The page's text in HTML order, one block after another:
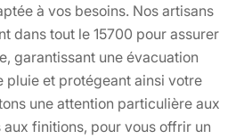
à vos besoins. Nos artisans
dans tout le 15700 pour assurer
garantissant une évacuation
pluie et protégeant ainsi votre
une attention particulière aux
finitions, pour vous offrir un